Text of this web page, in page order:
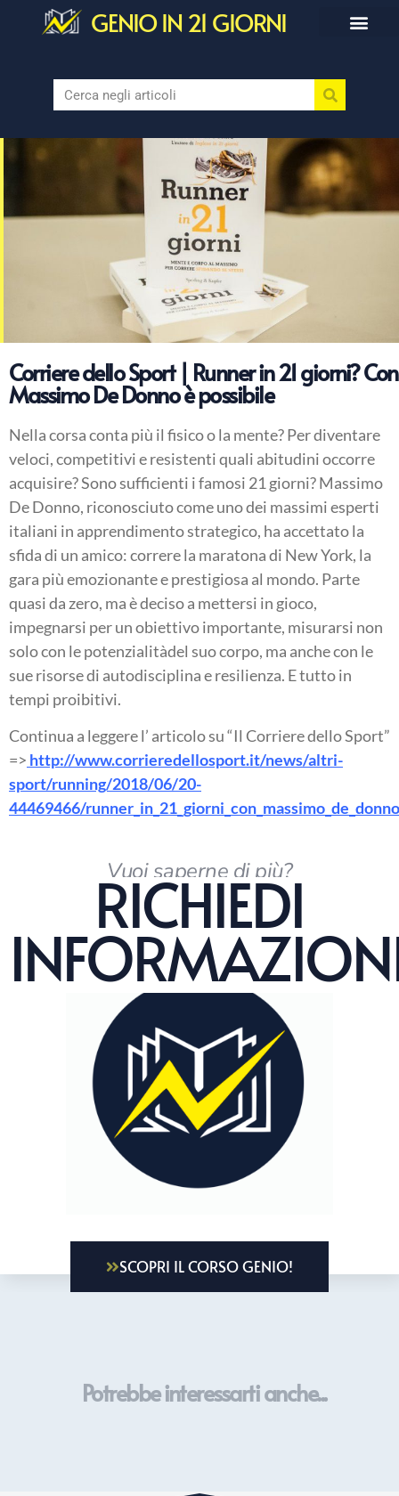
GENIO IN 21 GIORNI
Corriere dello Sport | Runner in 21 giorni? Con
Massimo De Donno è possibile
Nella corsa conta più il fisico o la mente? Per diventare
veloci, competitivi e resistenti quali abitudini occorre
acquisire? Sono sufficienti i famosi 21 giorni? Massimo
De Donno, riconosciuto come uno dei massimi esperti
italiani in apprendimento strategico, ha accettato la
sfida di un amico: correre la maratona di New York, la
gara più emozionante e prestigiosa al mondo. Parte
quasi da zero, ma è deciso a mettersi in gioco,
impegnarsi per un obiettivo importante, misurarsi non
solo con le potenzialitàdel suo corpo, ma anche con le
sue risorse di autodisciplina e resilienza. E tutto in
tempi proibitivi.
Continua a leggere l’ articolo su “Il Corriere dello Sport”
=> http://www.corrieredellosport.it/news/altri-
sport/running/2018/06/20-
44469466/
Vuoi saperne di più?
RICHIEDI
SCOPRI IL CORSO GENIO!
Potrebbe interessarti anche...